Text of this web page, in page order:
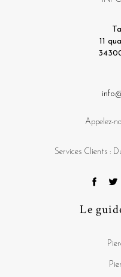
11
Appelez-
Services Clients :
Le